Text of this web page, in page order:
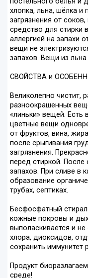
хлопка, льна, шёлка и
загрязнения от
средство для стирки
аллергией на запахи
вещи не
запахов. Вещи из
СВОЙСТВА и
Великолепно чистит,
разноокрашенных
«линьки» вещей. Есть
цветные вещи
от фруктов, вина,
после срыгивания
загрязнения.
перед стиркой. После
запахов. При сливе в
образование
трубах, септиках.
Бесфосфатный
кожные покровы и
выполаскивается и
хлора, диоксидов,
сохранить иммунитет
Продукт
среде!